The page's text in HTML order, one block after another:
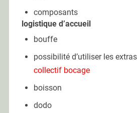
composants
logistique d’accueil
bouffe
possibilité d’utiliser les
collectif bocage
boisson
dodo